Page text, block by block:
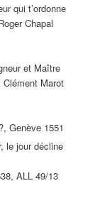
t’ordonne
Chapal
et Maître
Marot
1551
décline
49/13